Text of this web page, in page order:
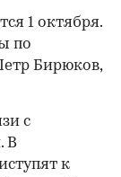
1 октября.
по
Бирюков,
с
В
к